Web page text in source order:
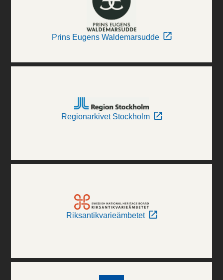
Prins Eugens Waldemarsudde
Regionarkivet Stockholm
Riksantikvarieämbetet